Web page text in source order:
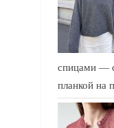
спицами —
планкой на